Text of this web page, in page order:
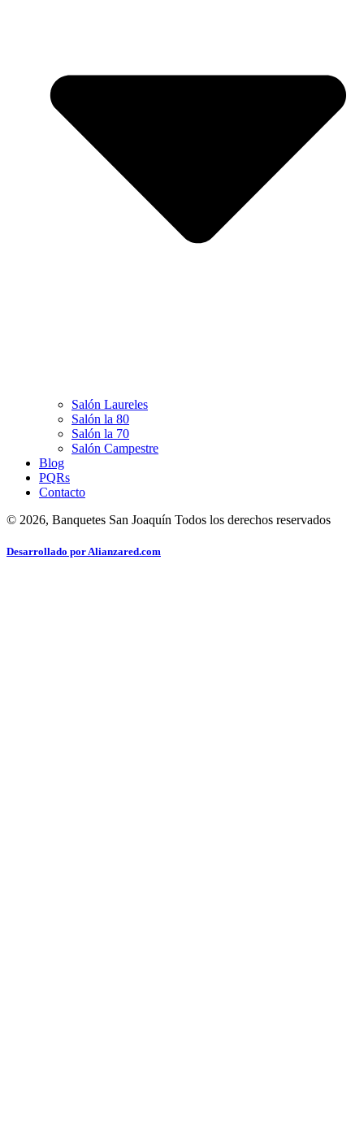
Salón Laureles
Salón la 80
Salón la 70
Salón Campestre
Blog
PQRs
Contacto
© 2026, Banquetes San Joaquín Todos los derechos reservados
Desarrollado por Alianzared.com